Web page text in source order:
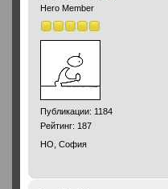
Hero Member
Публикации: 1184
Рейтинг: 187
HO, София